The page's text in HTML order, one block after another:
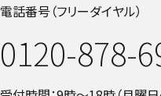
電話番号（フリーダイヤル）
0120-878-